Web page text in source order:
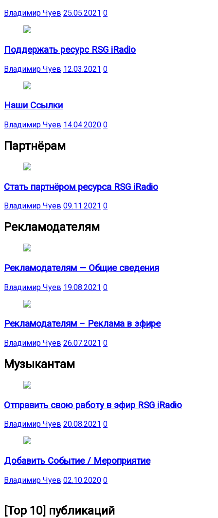
Владимир Чуев 25.05.2021 0
Поддержать ресурс RSG iRadio
Владимир Чуев 12.03.2021 0
Наши Ссылки
Владимир Чуев 14.04.2020 0
Партнёрам
Стать партнёром ресурса RSG iRadio
Владимир Чуев 09.11.2021 0
Рекламодателям
Рекламодателям — Общие сведения
Владимир Чуев 19.08.2021 0
Рекламодателям – Реклама в эфире
Владимир Чуев 26.07.2021 0
Музыкантам
Отправить свою работу в эфир RSG iRadio
Владимир Чуев 20.08.2021 0
Добавить Событие / Мероприятие
Владимир Чуев 02.10.2020 0
[Top 10] публикаций